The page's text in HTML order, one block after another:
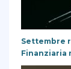
Settembre
Finanziaria